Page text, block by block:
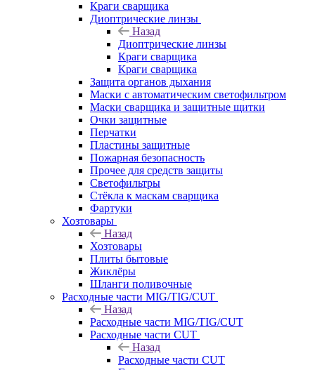
Краги сварщика
Диоптрические линзы
Назад
Диоптрические линзы
Краги сварщика
Краги сварщика
Защита органов дыхания
Маски с автоматическим светофильтром
Маски сварщика и защитные щитки
Очки защитные
Перчатки
Пластины защитные
Пожарная безопасность
Прочее для средств защиты
Светофильтры
Стёкла к маскам сварщика
Фартуки
Хозтовары
Назад
Хозтовары
Плиты бытовые
Жиклёры
Шланги поливочные
Расходные части MIG/TIG/CUT
Назад
Расходные части MIG/TIG/CUT
Расходные части CUT
Назад
Расходные части CUT